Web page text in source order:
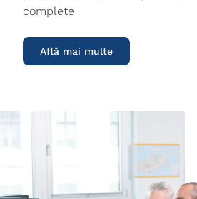
complete
Află mai multe